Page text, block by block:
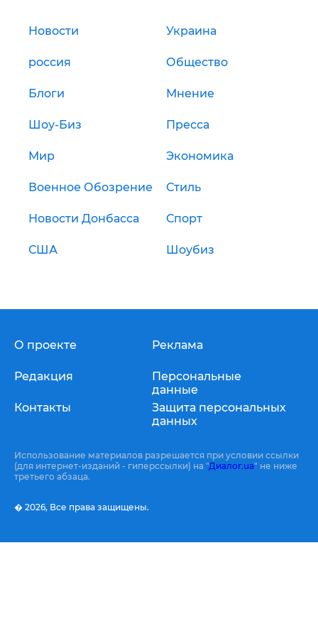
Новости Украина
россия Общество
Блоги Мнение
Шоу-Биз Пресса
Мир Экономика
Военное Обозрение Стиль
Новости Донбасса Спорт
США Шоубиз
О проекте
Редакция
Контакты
Реклама
Персональные
данные
Защита персональных
данных
Использование материалов разрешается при условии ссылки
(для интернет-изданий - гиперссылки) на "Диалог.ua" не ниже
третьего абзаца.
� 2026, Все права защищены.